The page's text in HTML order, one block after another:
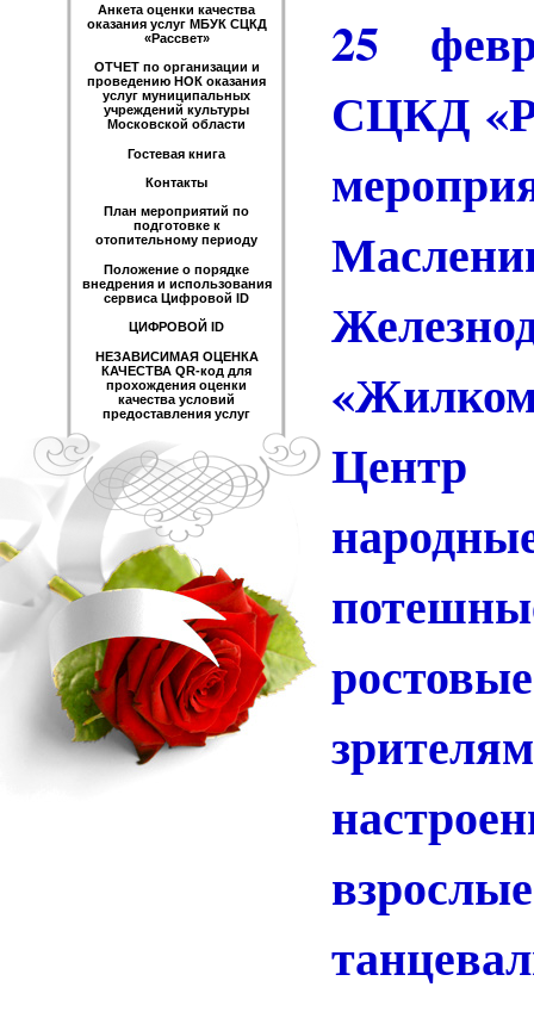
Анкета оценки качества
оказания услуг МБУК СЦКД
«Рассвет»
ОТЧЕТ по организации и
проведению НОК оказания
услуг муниципальных
учреждений культуры
Московской области
Гостевая книга
Контакты
План мероприятий по
подготовке к
отопительному периоду
Положение о порядке
внедрения и использования
сервиса Цифровой ID
ЦИФРОВОЙ ID
НЕЗАВИСИМАЯ ОЦЕНКА
КАЧЕСТВА QR-код для
прохождения оценки
качества условий
предоставления услуг
25
СЦКД